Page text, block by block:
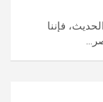
فإننا